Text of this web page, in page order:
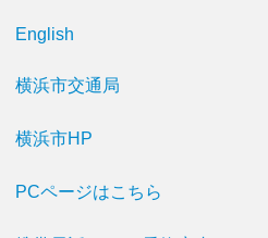
English
横浜市交通局
横浜市HP
PCページはこちら